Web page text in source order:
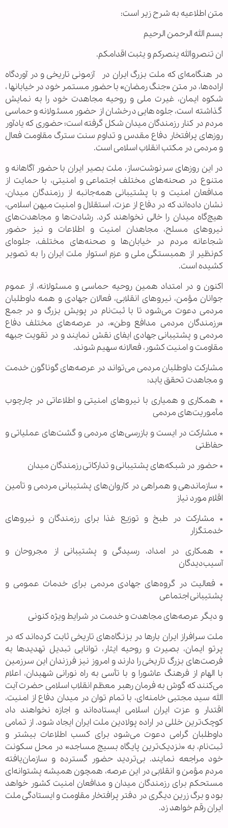
متن اطلاعیه به شرح زیر است:
بسم الله الرحمن الرحیم
ان تنصروالله ینصرکم و یثبت اقدامکم.
در هنگامه‌ای که ملت بزرگ ایران در آزمونی تاریخی و در آوردگاه
اراده‌ها، در متن «جنگ رمضان» با حضور مستمر خود در خیابانها ،
شکوه ایمان، غیرت ملی و روحیه مجاهدت خود را به نمایش
گذاشته است، جلوه‌هایی درخشان از حضور مسئولانه و حماسی
مردم در کنار رزمندگان میدان شکل گرفته است؛ حضوری که یادآور
روزهای پرافتخار دفاع مقدس و تداوم سنت سترگ مقاومت فعال
و مردمی در مکتب انقلاب اسلامی است.
در این روزهای سرنوشت‌ساز، ملت بصیر ایران با حضور آگاهانه و
متنوع در صحنه‌های مختلف اجتماعی و امنیتی، با حمایت از
مدافعان امنیت و با پشتیبانی همه‌جانبه از رزمندگان میدان،
نشان داده‌اند که در دفاع از عزت، استقلال و امنیت میهن اسلامی،
هیچ‌گاه میدان را خالی نخواهند کرد. رشادت‌ها و مجاهدت‌های
نیروهای مسلح، مجاهدان امنیت و اطلاعات و نیز حضور
شجاعانه مردم در خیابان‌ها و صحنه‌های مختلف، جلوه‌ای
کم‌نظیر از همبستگی ملی و عزم استوار ملت ایران را به تصویر
کشیده است.
اکنون و در امتداد همین روحیه حماسی و مسئولانه، از عموم
جوانان مؤمن، نیروهای انقلابی، فعالان جهادی و همه داوطلبان
مردمی دعوت می‌شود تا با ثبت‌نام در پویش بزرگ و در جمع
«رزمندگان مردمی مدافع وطن»، در عرصه‌های مختلف دفاع
مردمی و پشتیبانی جهادی ایفای نقش نمایند و در تقویت جبهه
مقاومت و امنیت کشور، فعالانه سهیم شوند.
مشارکت داوطلبان مردمی می‌تواند در عرصه‌های گوناگون خدمت
و مجاهدت تحقق یابد:
* همکاری و همیاری با نیروهای امنیتی و اطلاعاتی در چارچوب
مأموریت‌های مردمی
* مشارکت در ایست و بازرسی‌های مردمی و گشت‌های عملیاتی و
حفاظتی
* حضور در شبکه‌های پشتیبانی و تدارکاتی رزمندگان میدان
* سازماندهی و همراهی در کاروان‌های پشتیبانی مردمی و تأمین
اقلام مورد نیاز
* مشارکت در طبخ و توزیع غذا برای رزمندگان و نیروهای
خدمتگزار
* همکاری در امداد، رسیدگی و پشتیبانی از مجروحان و
آسیب‌دیدگان
* فعالیت در گروه‌های جهادی مردمی برای خدمات عمومی و
پشتیبانی اجتماعی
و دیگر عرصه‌های مجاهدت و خدمت در شرایط ویژه کنونی
ملت سرافراز ایران بارها در بزنگاه‌های تاریخی ثابت کرده‌اند که در
پرتو ایمان، بصیرت و روحیه ایثار، توانایی تبدیل تهدیدها به
فرصت‌های بزرگ تاریخی را دارند و امروز نیز فرزندان این سرزمین
با الهام از فرهنگ عاشورا و با تأسی به راه نورانی شهیدان، اعلام
می‌کنند که گوش به فرمان رهبر معظم انقلاب اسلامی حضرت آیت
الله سید مجتبی خامنه‌ای، با تمام توان در میدان دفاع از امنیت،
اقتدار و عزت ایران اسلامی ایستاده‌اند و اجازه نخواهند داد
کوچک‌ترین خللی در اراده پولادین ملت ایران ایجاد شود. از تمامی
داوطلبان گرامی دعوت می‌شود برای کسب اطلاعات بیشتر و
ثبت‌نام، به «نزدیک‌ترین پایگاه بسیج مساجد» در محل سکونت
خود مراجعه نمایند. بی‌تردید حضور گسترده و سازمان‌یافته
مردم مؤمن و انقلابی در این عرصه، همچون همیشه پشتوانه‌ای
مستحکم برای رزمندگان میدان و مدافعان امنیت کشور خواهد
بود و برگ زرین دیگری در دفتر پرافتخار مقاومت و ایستادگی ملت
ایران رقم خواهد زد.